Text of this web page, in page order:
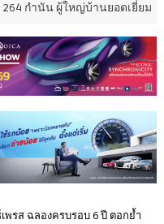
ญ่บ้านยอดเยี่ยม มอบแหนบทองค
พรส ฉลองครบรอบ 6 ปี ตอกย้ำ